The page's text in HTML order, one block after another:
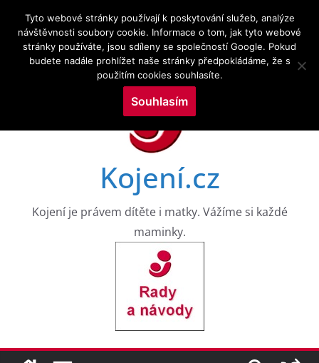
obsah
7.8.2026
Novinky: CESTY K NEROVNOSTEM V DUŠEVNÍM ZDRAVÍ
DĚTÍ V RANÉM VĚKU: DŮKAZY Z 8 VKOHORT
NAROZENÝCH
Drogy a kojení a zkoumání služeb v perinatálním
Výzkumné trendy kojení a kojenecké výživy ve
mapovací analýza
WHO PRO EVROPU, 2026
Aktuální témata v kojení a laktační medicíně
Kojení.cz
Kojení je právem dítěte i matky. Vážíme si každé
maminky.
Tyto webové stránky používají k poskytování služeb, analýze
návštěvnosti soubory cookie. Informace o tom, jak tyto webové
stránky používáte, jsou sdíleny se společností Google. Pokud
budete nadále prohlížet naše stránky předpokládáme, že s
použitím cookies souhlasíte.
Souhlasím